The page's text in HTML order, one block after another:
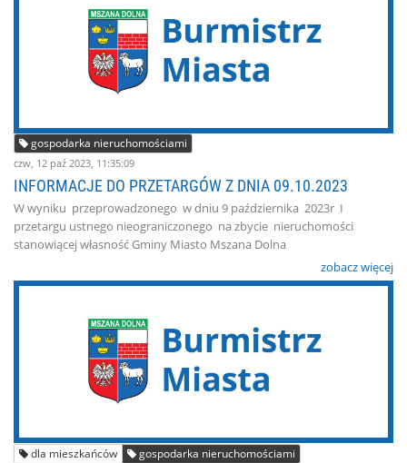
gospodarka nieruchomościami
czw, 12 paź 2023, 11:35:09
INFORMACJE DO PRZETARGÓW Z DNIA 09.10.2023
W wyniku przeprowadzonego w dniu 9 października 2023r I
przetargu ustnego nieograniczonego na zbycie nieruchomości
stanowiącej własność Gminy Miasto Mszana Dolna
zobacz więcej
dla mieszkańców gospodarka nieruchomościami